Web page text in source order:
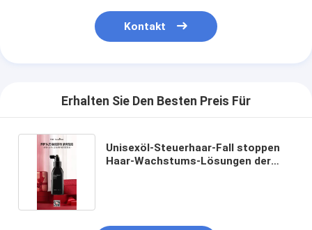
Kontakt
Erhalten Sie Den Besten Preis Für
Unisexöl-Steuerhaar-Fall stoppen
Haar-Wachstums-Lösungen der